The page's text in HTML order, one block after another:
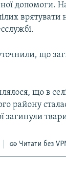
допомоги.
врятувати
що
що в
району
загинули
Читати без